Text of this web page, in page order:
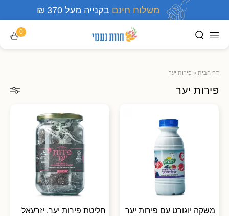
משלוח חינם בקנייה מעל 370 ₪
0
דף הבית » פירות יער
פירות יער
משקה יוגורט עם פירות יער
חליטת פירות יער, יזרעאל